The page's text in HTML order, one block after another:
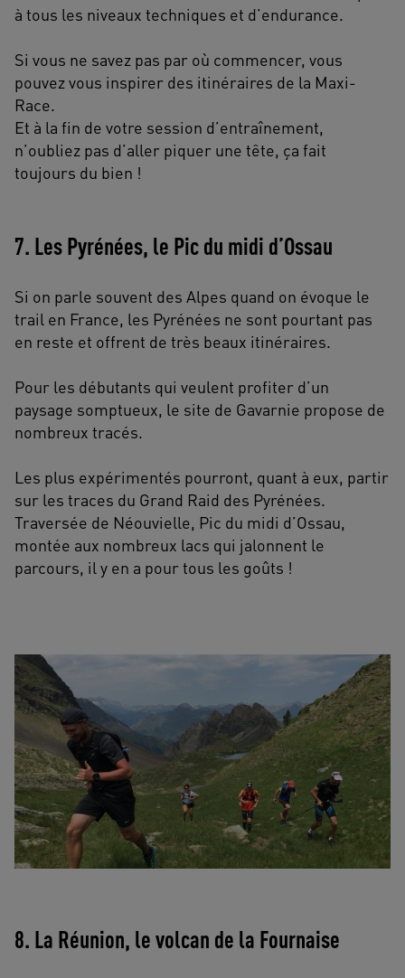
à tous les niveaux techniques et d’endurance.
Si vous ne savez pas par où commencer, vous
pouvez vous inspirer des itinéraires de la Maxi-
Race.
Et à la fin de votre session d’entraînement,
n’oubliez pas d’aller piquer une tête, ça fait
toujours du bien !
7. Les Pyrénées, le Pic du midi d’Ossau
Si on parle souvent des Alpes quand on évoque le
trail en France, les Pyrénées ne sont pourtant pas
en reste et offrent de très beaux itinéraires.
Pour les débutants qui veulent profiter d’un
paysage somptueux, le site de Gavarnie propose de
nombreux tracés.
Les plus expérimentés pourront, quant à eux, partir
sur les traces du Grand Raid des Pyrénées.
Traversée de Néouvielle, Pic du midi d’Ossau,
montée aux nombreux lacs qui jalonnent le
parcours, il y en a pour tous les goûts !
8. La Réunion, le volcan de la Fournaise